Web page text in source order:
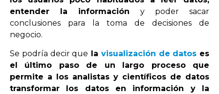
entender la información y poder sacar
conclusiones para la toma de decisiones de
negocio.
Se podría decir que la visualización de datos es
el último paso de un largo proceso que
permite a los analistas y científicos de datos
transformar los datos en información y la